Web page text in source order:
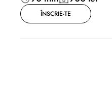
și vegetale hidratează
restabilire a țesuturilor,
ÎNSCRIE-TE